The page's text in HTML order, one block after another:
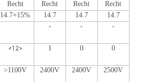
Recht Recht Recht
Recht
14.7+15% 14.7 14.7
14.7
- - -
<12> 1 0 0
>1100V 2400V 2400V 2500V